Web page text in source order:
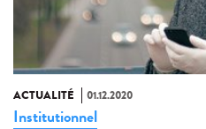
ACTUALITÉ 01.12.2020
Institutionnel